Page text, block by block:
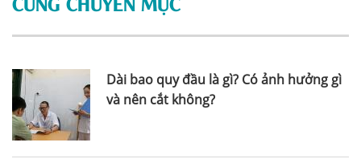
Dài bao quy đầu là gì? Có ảnh hưởng gì
và nên cắt không?